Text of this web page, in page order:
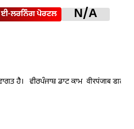
ਈ-ਲਰਨਿੰਗ ਪੋਰਟਲ N/A